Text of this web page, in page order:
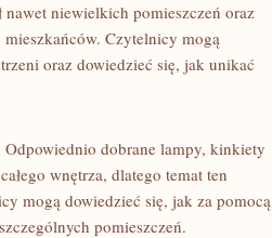
niewielkich pomieszczeń oraz
Czytelnicy mogą
oraz dowiedzieć się, jak unikać
dobrane lampy, kinkiety
wnętrza, dlatego temat ten
mogą dowiedzieć się, jak za pomocą
pomieszczeń.